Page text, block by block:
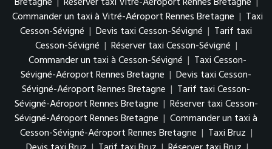
Commander un taxi à Vitré-Aéroport Rennes Bretagne | Taxi
Cesson-Sévigné | Devis taxi Cesson-Sévigné | Tarif taxi
Cesson-Sévigné | Réserver taxi Cesson-Sévigné |
Commander un taxi à Cesson-Sévigné | Taxi Cesson-
Sévigné-Aéroport Rennes Bretagne | Devis taxi Cesson-
Sévigné-Aéroport Rennes Bretagne | Tarif taxi Cesson-
Sévigné-Aéroport Rennes Bretagne | Réserver taxi Cesson-
Sévigné-Aéroport Rennes Bretagne | Commander un taxi à
Cesson-Sévigné-Aéroport Rennes Bretagne | Taxi Bruz |